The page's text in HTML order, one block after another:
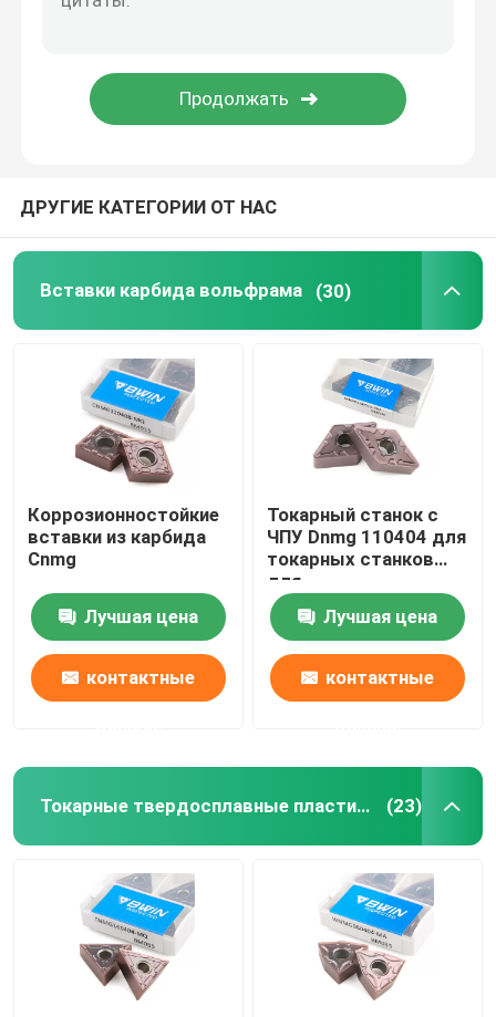
Фрезерная твердосплавная вставка
Карбид продевая нитку вставки
U-образная вставка для сверла
Черновая концевая фреза
Резьбовая концевая фреза
Фаска концевая фреза
Сверла из карбида вольфрама
ДРУГИЕ КАТЕГОРИИ ОТ НАС
Вставки карбида вольфрама (30)
Коррозионностойкие
вставки из карбида
Cnmg
Лучшая цена
контактные
Токарный станок с
ЧПУ Dnmg 110404 для
токарных станков
для
металлокерамики,
режущий инструмент
Лучшая цена
контактные
Токарные твердосплавные пластины (23)